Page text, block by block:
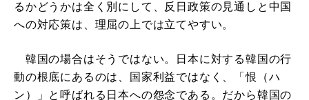
るかどうかは全く別にして、反日政策の見通しと中国
への対応策は、理屈の上では立てやすい。
韓国の場合はそうではない。日本に対する韓国の行
動の根底にあるのは、国家利益ではなく、「恨（ハ
ン）」と呼ばれる日本への怨念である。だから韓国の